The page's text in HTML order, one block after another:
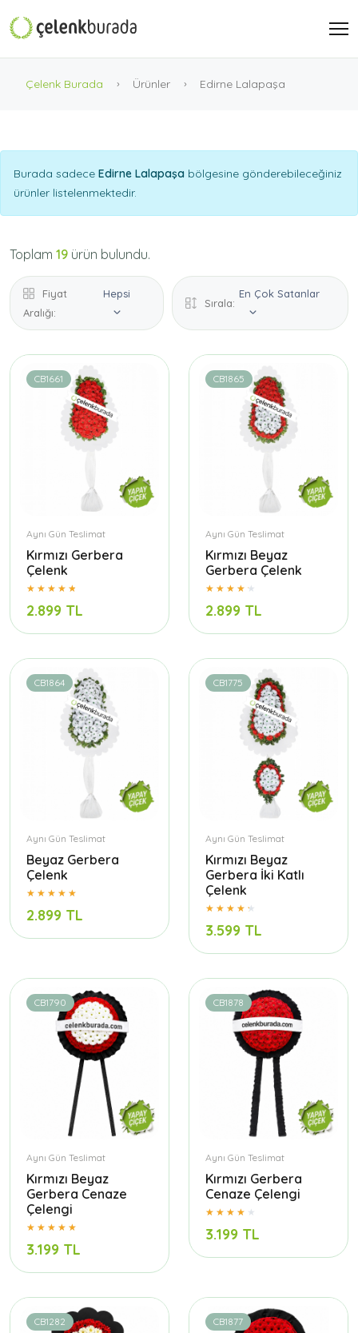
Çelenk Burada Ürünler Edirne Lalapaşa
Burada sadece Edirne Lalapaşa bölgesine gönderebileceğiniz
ürünler listelenmektedir.
Toplam 19 ürün bulundu.
Fiyat
Aralığı:
Hepsi
Sırala:
En Çok Satanlar
CB1661
Aynı Gün Teslimat
Kırmızı Gerbera
Çelenk
2.899 TL
CB1865
Aynı Gün Teslimat
Kırmızı Beyaz
Gerbera Çelenk
2.899 TL
CB1864
Aynı Gün Teslimat
Beyaz Gerbera
Çelenk
2.899 TL
CB1775
Aynı Gün Teslimat
Kırmızı Beyaz
Gerbera İki Katlı
Çelenk
3.599 TL
CB1790
Aynı Gün Teslimat
Kırmızı Beyaz
Gerbera Cenaze
Çelengi
3.199 TL
CB1878
Aynı Gün Teslimat
Kırmızı Gerbera
Cenaze Çelengi
3.199 TL
CB1282 CB1877